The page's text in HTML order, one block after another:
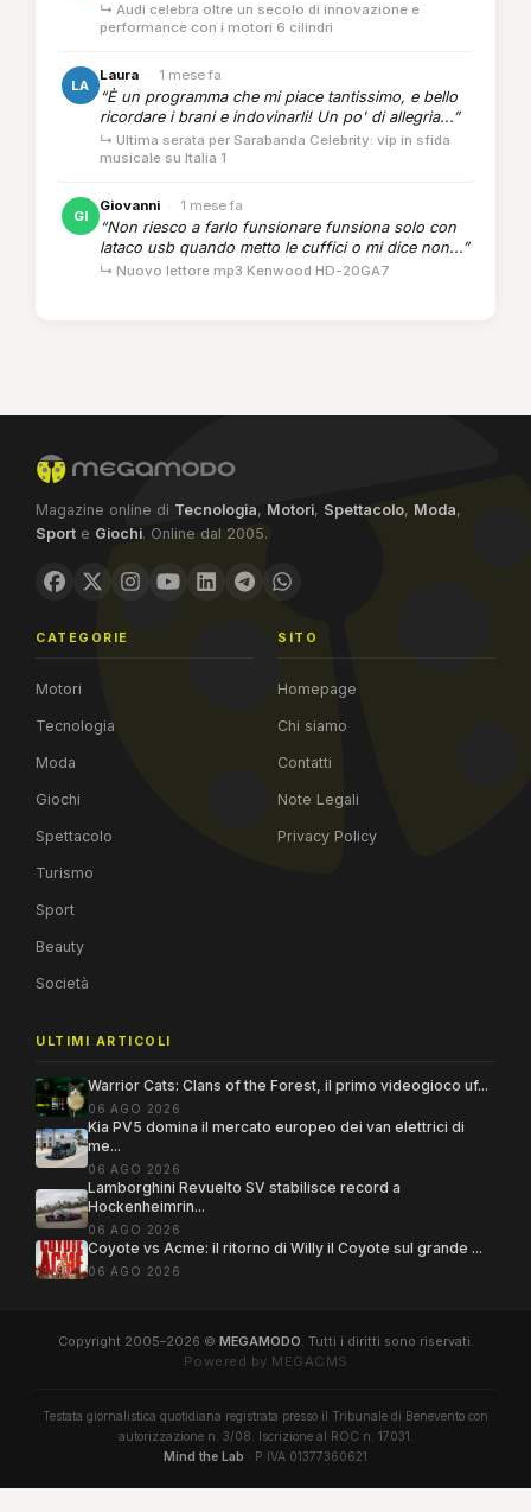
↳ Audi celebra oltre un secolo di innovazione e
performance con i motori 6 cilindri
LA
Laura · 1 mese fa
“È un programma che mi piace tantissimo, e bello
ricordare i brani e indovinarli! Un po' di allegria...”
↳ Ultima serata per Sarabanda Celebrity: vip in sfida
musicale su Italia 1
GI
Giovanni · 1 mese fa
“Non riesco a farlo funsionare funsiona solo con
lataco usb quando metto le cuffici o mi dice non...”
↳ Nuovo lettore mp3 Kenwood HD-20GA7
Magazine online di Tecnologia, Motori, Spettacolo, Moda,
Sport e Giochi. Online dal 2005.
CATEGORIE
Motori
Tecnologia
Moda
Giochi
Spettacolo
Turismo
Sport
Beauty
Società
SITO
Homepage
Chi siamo
Contatti
Note Legali
Privacy Policy
ULTIMI ARTICOLI
Warrior Cats: Clans of the Forest, il primo videogioco uf...
06 AGO 2026
Kia PV5 domina il mercato europeo dei van elettrici di
me...
06 AGO 2026
Lamborghini Revuelto SV stabilisce record a
Hockenheimrin...
06 AGO 2026
Coyote vs Acme: il ritorno di Willy il Coyote sul grande ...
06 AGO 2026
Copyright 2005–2026 © MEGAMODO. Tutti i diritti sono riservati.
Powered by MEGACMS
Testata giornalistica quotidiana registrata presso il Tribunale di Benevento con
autorizzazione n. 3/08. Iscrizione al ROC n. 17031.
Mind the Lab · P.IVA 01377360621